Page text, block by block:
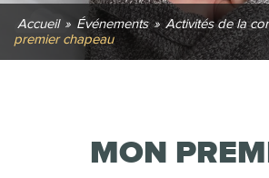
Accueil » Événements » Activités de la
premier chapeau
MON